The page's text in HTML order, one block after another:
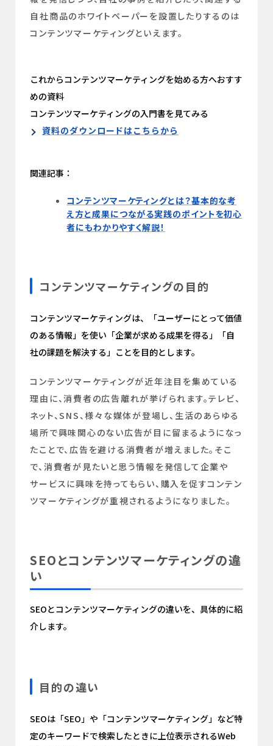
自社商品のホワイトペーパーを設置したりするのは
コンテンツマーケティングといえます。
これからコンテンツマーケティングを始める方へおすす
めの資料
コンテンツマーケティングの入門書を見てみる
資料のダウンロードはこちらから
関連記事：
コンテンツマーケティングとは？基本的な考
え方と成果につながる実践のポイントを初心
者にもわかりやすく解説！
コンテンツマーケティングの目的
コンテンツマーケティングは、「ユーザーにとって価値
のある情報」を使い「企業が求める成果を得る」「自
社の課題を解決する」ことを目的とします。
コンテンツマーケティングが近年注目を集めている
理由に、消費者の広告離れが挙げられます。テレビ、
ネット、SNS、様々な媒体が登場し、生活のあらゆる
場所で興味関心のない広告が目に留まるようになっ
たことで、広告を避ける消費者が増えました。そこ
で、消費者が見たいと思う情報を発信して企業や
サービスに興味を持ってもらい、購入を促すコンテン
ツマーケティングが重視されるようになりました。
SEOとコンテンツマーケティングの違
い
SEOとコンテンツマーケティングの違いを、具体的に紹
介します。
目的の違い
SEOは「SEO」や「コンテンツマーケティング」など特
定のキーワードで検索したときに上位表示されるWeb